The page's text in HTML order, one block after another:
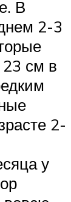
В
2-3
см в
2-
у